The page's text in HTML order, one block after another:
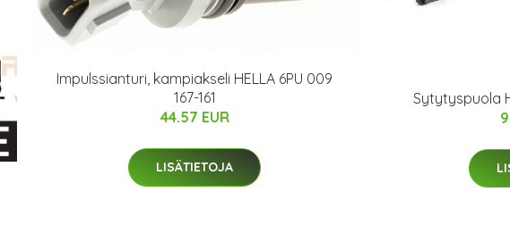
Impulssianturi, kampiakseli HELLA 6PU 009
167-161
44.57 EUR
LISÄTIETOJA
Sytytyspuola